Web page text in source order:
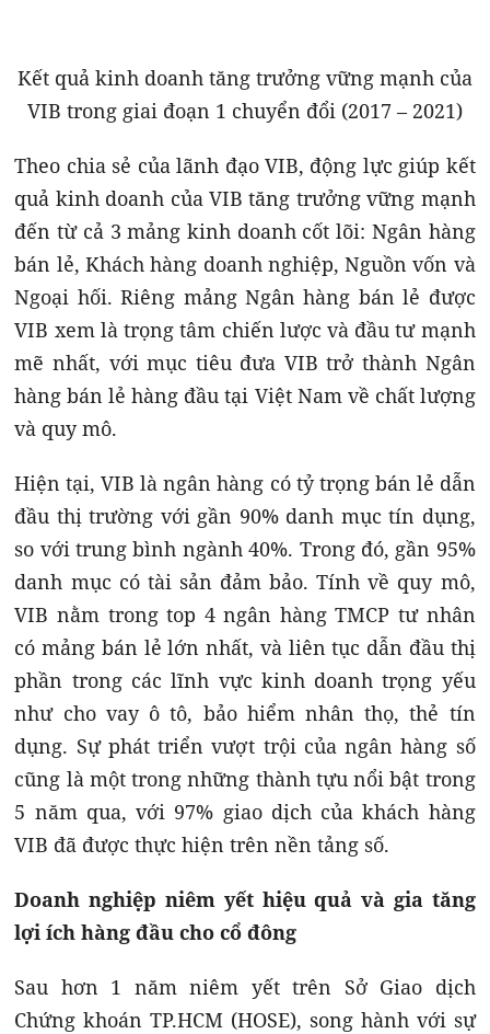
Kết quả kinh doanh tăng trưởng vững mạnh của
VIB trong giai đoạn 1 chuyển đổi (2017 – 2021)
Theo chia sẻ của lãnh đạo VIB, động lực giúp kết
quả kinh doanh của VIB tăng trưởng vững mạnh
đến từ cả 3 mảng kinh doanh cốt lõi: Ngân hàng
bán lẻ, Khách hàng doanh nghiệp, Nguồn vốn và
Ngoại hối. Riêng mảng Ngân hàng bán lẻ được
VIB xem là trọng tâm chiến lược và đầu tư mạnh
mẽ nhất, với mục tiêu đưa VIB trở thành Ngân
hàng bán lẻ hàng đầu tại Việt Nam về chất lượng
và quy mô.
Hiện tại, VIB là ngân hàng có tỷ trọng bán lẻ dẫn
đầu thị trường với gần 90% danh mục tín dụng,
so với trung bình ngành 40%. Trong đó, gần 95%
danh mục có tài sản đảm bảo. Tính về quy mô,
VIB nằm trong top 4 ngân hàng TMCP tư nhân
có mảng bán lẻ lớn nhất, và liên tục dẫn đầu thị
phần trong các lĩnh vực kinh doanh trọng yếu
như cho vay ô tô, bảo hiểm nhân thọ, thẻ tín
dụng. Sự phát triển vượt trội của ngân hàng số
cũng là một trong những thành tựu nổi bật trong
5 năm qua, với 97% giao dịch của khách hàng
VIB đã được thực hiện trên nền tảng số.
Doanh nghiệp niêm yết hiệu quả và gia tăng
lợi ích hàng đầu cho cổ đông
Sau hơn 1 năm niêm yết trên Sở Giao dịch
Chứng khoán TP.HCM (HOSE), song hành với sự